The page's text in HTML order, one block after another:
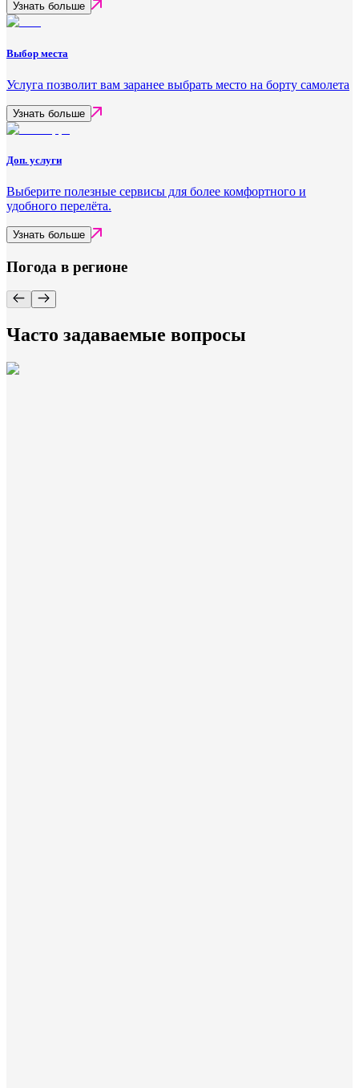
Узнать больше
Выбор места
Услуга позволит вам заранее выбрать место на борту самолета
Узнать больше
Доп. услуги
Выберите полезные сервисы для более комфортного и
удобного перелёта.
Узнать больше
Погода в регионе
Часто задаваемые вопросы